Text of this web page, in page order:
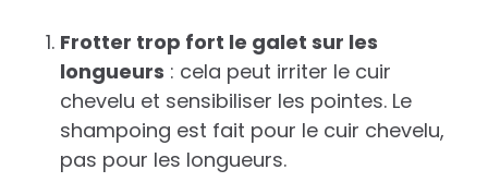
Frotter trop fort le galet sur les
longueurs : cela peut irriter le cuir
chevelu et sensibiliser les pointes. Le
shampoing est fait pour le cuir chevelu,
pas pour les longueurs.